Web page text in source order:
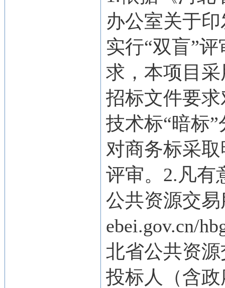
办公室关于
实行“双盲”
求，本项目
招标文件要
技术标“暗标
对商务标采
评审。2.凡有
公共资源交易
ebei.gov.cn/
北省公共资
投标人（含